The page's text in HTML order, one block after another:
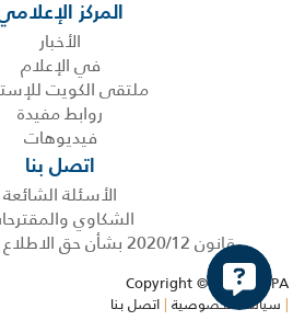
المركز
الأخبار
في الإعلام
ملتقى الكويت
روابط مفيدة
فيديوهات
اتصل بنا
الأسئلة الشائعة
الشكاوي
قانون 2020/12 بشأن حق الاطلاع على المعلومات
Copyright © 2026 KDIPA
| سياسة الخصوصية | اتصل بنا